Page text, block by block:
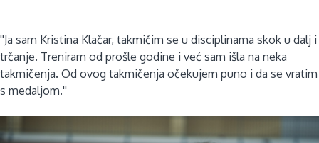
''Ja sam Kristina Klačar, takmičim se u disciplinama skok u dalj i
trčanje. Treniram od prošle godine i već sam išla na neka
takmičenja. Od ovog takmičenja očekujem puno i da se vratim
s medaljom.''